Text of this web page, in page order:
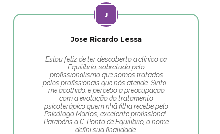
Jose Ricardo Lessa
Estou feliz de ter descoberto a clínico ca
Equilíbrio, sobretudo pelo
profissionalismo que somos tratados
pelos profissionais que nós atende. Sinto-
me acolhido, e percebo a preocupação
com a evolução do tratamento
psicoterápico quem nhã filha recebe pelo
Psicólogo Marlos, excelente profissional.
Parabéns a C. Ponto de Equilíbrio, o nome
defini sua finalidade.